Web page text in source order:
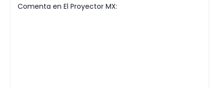
Comenta en El Proyector MX: